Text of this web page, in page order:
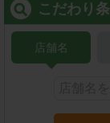
こだわり
店舗名